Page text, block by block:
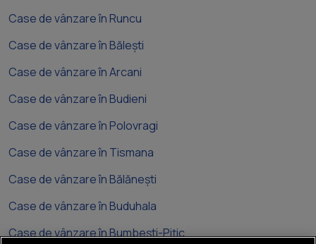
Case de vânzare în Runcu
Case de vânzare în Bălești
Case de vânzare în Arcani
Case de vânzare în Budieni
Case de vânzare în Polovragi
Case de vânzare în Tismana
Case de vânzare în Bălănești
Case de vânzare în Buduhala
Case de vânzare în Bumbești-Pițic